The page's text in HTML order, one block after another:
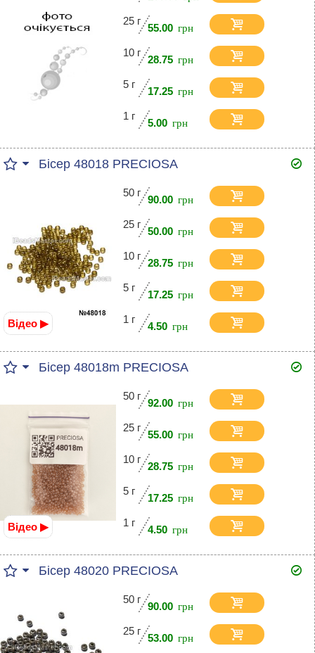
25 г
55.00
10 г
28.75
5 г
17.25
1 г
5.00
Бісер 48018 PRECIOSA
Відео ▶
50 г
90.00
25 г
50.00
10 г
28.75
5 г
17.25
1 г
4.50
Бісер 48018m PRECIOSA
Відео ▶
50 г
92.00
25 г
55.00
10 г
28.75
5 г
17.25
1 г
4.50
Бісер 48020 PRECIOSA
50 г
90.00
25 г
53.00